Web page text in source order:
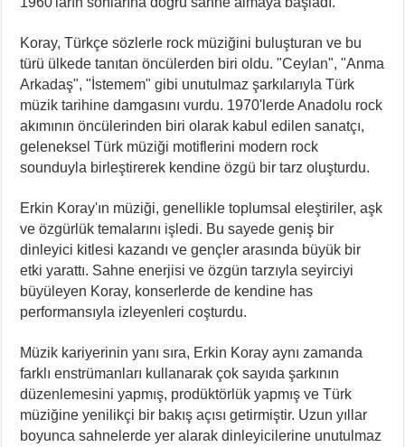
Koray, Türkçe sözlerle rock müziğini buluşturan ve bu
türü ülkede tanıtan öncülerden biri oldu. "Ceylan", "Anma
Arkadaş", "İstemem" gibi unutulmaz şarkılarıyla Türk
müzik tarihine damgasını vurdu. 1970'lerde Anadolu rock
akımının öncülerinden biri olarak kabul edilen sanatçı,
geleneksel Türk müziği motiflerini modern rock
sounduyla birleştirerek kendine özgü bir tarz oluşturdu.
Erkin Koray'ın müziği, genellikle toplumsal eleştiriler, aşk
ve özgürlük temalarını işledi. Bu sayede geniş bir
dinleyici kitlesi kazandı ve gençler arasında büyük bir
etki yarattı. Sahne enerjisi ve özgün tarzıyla seyirciyi
büyüleyen Koray, konserlerde de kendine has
performansıyla izleyenleri coşturdu.
Müzik kariyerinin yanı sıra, Erkin Koray aynı zamanda
farklı enstrümanları kullanarak çok sayıda şarkının
düzenlemesini yapmış, prodüktörlük yapmış ve Türk
müziğine yenilikçi bir bakış açısı getirmiştir. Uzun yıllar
boyunca sahnelerde yer alarak dinleyicilerine unutulmaz